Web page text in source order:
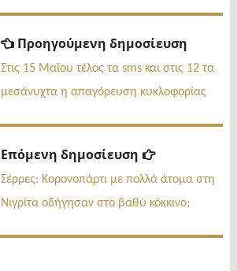
Προηγούμενη δημοσίευση
Στις 15 Μαΐου τέλος τα sms και στις 12 τα
μεσάνυχτα η απαγόρευση κυκλοφορίας
Επόμενη δημοσίευση
Επόμενη
Σέρρες: Κορονοπάρτι με πολλά άτομα στη
Νιγρίτα οδήγησαν στο βαθύ κόκκινο;